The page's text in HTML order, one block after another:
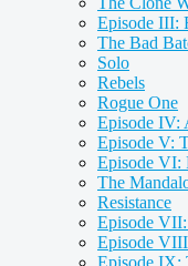
Episode III:
The Bad
Solo
Rebels
Rogue One
Episode IV:
Episode V:
Episode VI:
The
Resistance
Episode
Episode
Episode IX: